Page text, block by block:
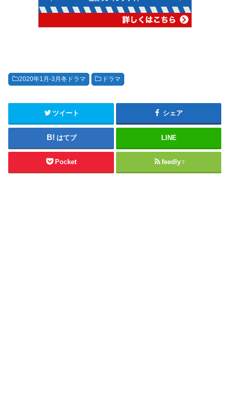
2020年1月-3月冬ドラマ ドラマ
ツイート シェア
はてブ LINE
Pocket feedly 7